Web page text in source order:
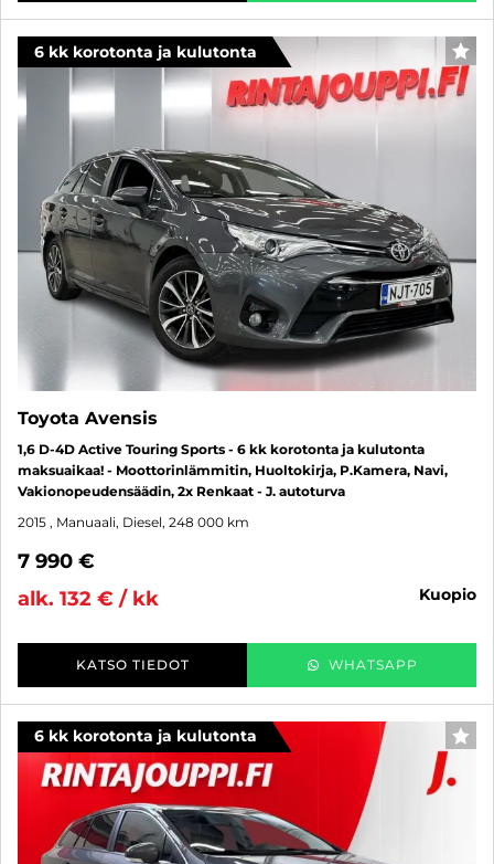
6 kk korotonta ja kulutonta
Toyota Avensis
1,6 D-4D Active Touring Sports - 6 kk korotonta ja kulutonta
maksuaikaa! - Moottorinlämmitin, Huoltokirja, P.Kamera, Navi,
Vakionopeudensäädin, 2x Renkaat - J. autoturva
2015 , Manuaali, Diesel, 248 000 km
7 990 €
alk. 132 € / kk
kuopio
KATSO TIEDOT WHATSAPP
6 kk korotonta ja kulutonta